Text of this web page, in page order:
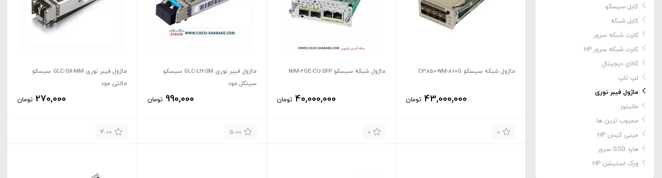
ماژول شبکه سیسکو C3850-NM-8-10G
0
43,000,000 تومان
ماژول شبکه سیسکو NIM-2GE-CU-SFP
0
40,000,000 تومان
ماژول فیبر نوری GLC-LH-SM سیسکو
سینگل مود
5.00
990,000 تومان
ماژول فیبر نوری GLC-SX-MM سیسکو
مالتی مود
4.00
270,000 تومان
کابل سیسکو
کابل شبکه
کارت شبکه سرور
کارت شبکه سرور HP
کالای دیجیتال
لپ تاپ
ماژول فیبر نوری
مانیتور
محبوب ترین ها
مینی کیس HP
هارد SSD سرور
ورک استیشن HP